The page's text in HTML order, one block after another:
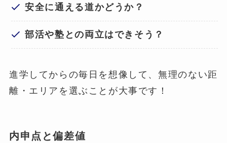
安全に通える道かどうか？
部活や塾との両立はできそう？
進学してからの毎日を想像して、無理のない距
離・エリアを選ぶことが大事です！
内申点と偏差値